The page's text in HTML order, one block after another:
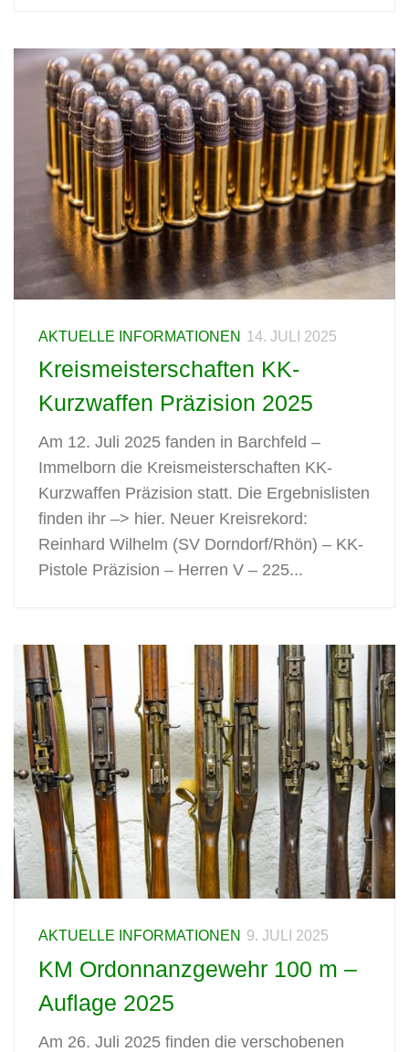
AKTUELLE INFORMATIONEN 14. JULI 2025
Kreismeisterschaften KK-
Kurzwaffen Präzision 2025
Am 12. Juli 2025 fanden in Barchfeld –
Immelborn die Kreismeisterschaften KK-
Kurzwaffen Präzision statt. Die Ergebnislisten
finden ihr –> hier. Neuer Kreisrekord:
Reinhard Wilhelm (SV Dorndorf/Rhön) – KK-
Pistole Präzision – Herren V – 225...
AKTUELLE INFORMATIONEN 9. JULI 2025
KM Ordonnanzgewehr 100 m –
Auflage 2025
Am 26. Juli 2025 finden die verschobenen